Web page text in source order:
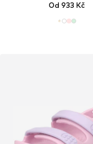
Od 933 Kč